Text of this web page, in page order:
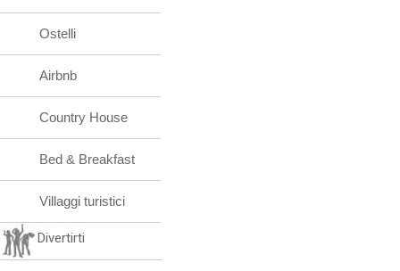
Ostelli
Airbnb
Country House
Bed & Breakfast
Villaggi turistici
Divertirti